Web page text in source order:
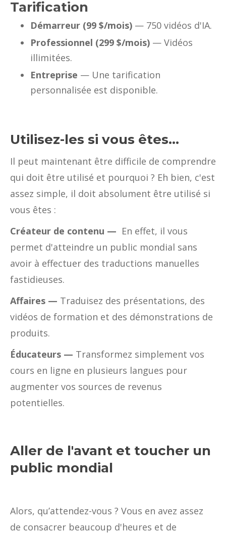
Tarification
Démarreur (99 $/mois) — 750 vidéos d'IA.
Professionnel (299 $/mois) — Vidéos
illimitées.
Entreprise — Une tarification
personnalisée est disponible.
Utilisez-les si vous êtes...
Il peut maintenant être difficile de comprendre
qui doit être utilisé et pourquoi ? Eh bien, c'est
assez simple, il doit absolument être utilisé si
vous êtes :
Créateur de contenu — En effet, il vous
permet d'atteindre un public mondial sans
avoir à effectuer des traductions manuelles
fastidieuses.
Affaires — Traduisez des présentations, des
vidéos de formation et des démonstrations de
produits.
Éducateurs — Transformez simplement vos
cours en ligne en plusieurs langues pour
augmenter vos sources de revenus
potentielles.
Aller de l'avant et toucher un
public mondial
Alors, qu’attendez-vous ? Vous en avez assez
de consacrer beaucoup d'heures et de